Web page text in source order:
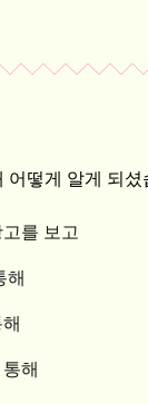
어떻게 알게 되셨
를 보고
해
해